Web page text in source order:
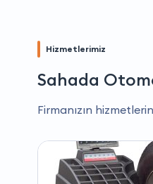
Hizmetlerimiz
Sahada
Firmanızın